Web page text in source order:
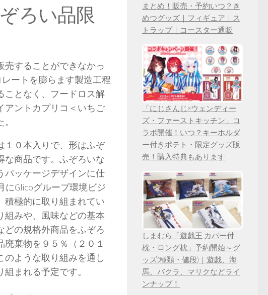
ろい品限
することができなかっ
ートを膨らます製造工程
ことなく、フードロス解
アントカプリコ＜いちご
０本入りで、形はふぞ
な商品です。ふぞろいな
パッケージデザインに仕
Glicoグループ環境ビジ
積極的に取り組まれてい
組みや、風味などの基本
どの規格外商品をふぞろ
棄物を９５％（２０１
のような取り組みを通し
まれる予定です。
まとめ！販売・予約いつ？き
めつグッズ｜フィギュア｜ス
トラップ｜コースター通販
「にじさんじ×ウェンディー
ズ・ファーストキッチン」コ
ラボ開催！いつ？キーホルダ
ー付きポテト・限定グッズ販
売！購入特典もあります
しまむら「遊戯王 カバー付
枕・ロング枕」予約開始～グ
ッズ(種類・値段)｜遊戯、海
馬、バクラ、マリクなどライ
ンナップ！